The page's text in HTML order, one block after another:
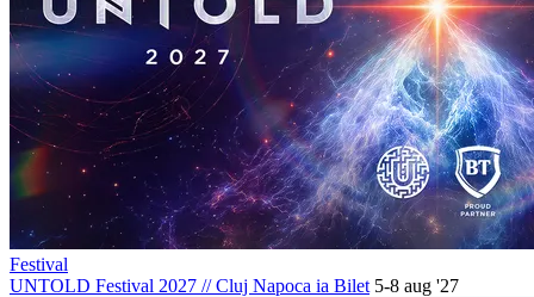
Festival
UNTOLD Festival 2027 //Cluj Napoca ia Bilet 5-8 aug '27